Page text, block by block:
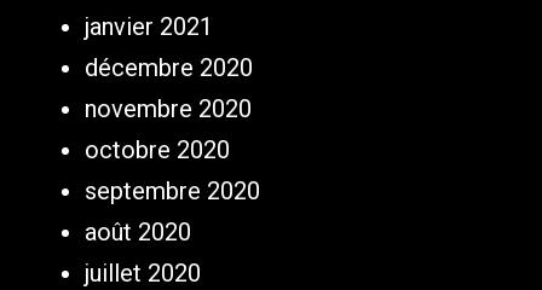
janvier 2021
décembre 2020
novembre 2020
octobre 2020
septembre 2020
août 2020
juillet 2020